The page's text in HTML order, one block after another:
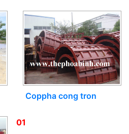
Coppha cong tron
01